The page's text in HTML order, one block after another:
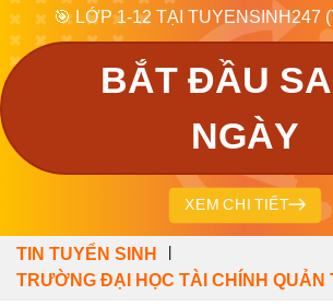
🎯 LỚP 1-12 TẠI TUYENSINH247
BẮT ĐẦU
NGÀY
XEM CHI TIẾT
TIN TUYỂN SINH
TRƯỜNG ĐẠI HỌC TÀI CHÍNH QUẢN